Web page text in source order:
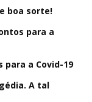
boa sorte!
para a
para a Covid-19
A tal